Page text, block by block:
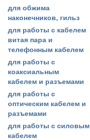
для обжима
наконечников, гильз
для работы с кабелем
витая пара и
телефонным кабелем
для работы с
коаксиальным
кабелем и разъемами
для работы с
оптическим кабелем и
разъемами
для работы с силовым
кабелем